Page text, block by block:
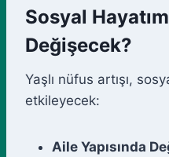
Sosyal
Değişecek?
Yaşlı nüfus artışı,
etkileyecek:
Aile Yapısında